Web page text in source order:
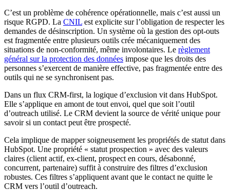
C’est un problème de cohérence opérationnelle, mais c’est aussi un
risque RGPD. La CNIL est explicite sur l’obligation de respecter les
demandes de désinscription. Un système où la gestion des opt-outs
est fragmentée entre plusieurs outils crée mécaniquement des
situations de non-conformité, même involontaires. Le règlement
général sur la protection des données impose que les droits des
personnes s’exercent de manière effective, pas fragmentée entre des
outils qui ne se synchronisent pas.
Dans un flux CRM-first, la logique d’exclusion vit dans HubSpot.
Elle s’applique en amont de tout envoi, quel que soit l’outil
d’outreach utilisé. Le CRM devient la source de vérité unique pour
savoir si un contact peut être prospecté.
Cela implique de mapper soigneusement les propriétés de statut dans
HubSpot. Une propriété « statut prospection » avec des valeurs
claires (client actif, ex-client, prospect en cours, désabonné,
concurrent, partenaire) suffit à construire des filtres d’exclusion
robustes. Ces filtres s’appliquent avant que le contact ne quitte le
CRM vers l’outil d’outreach.